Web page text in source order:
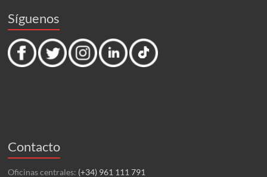
Síguenos
Contacto
Oficinas centrales: (+34) 961 111 791